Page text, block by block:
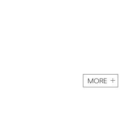
MORE